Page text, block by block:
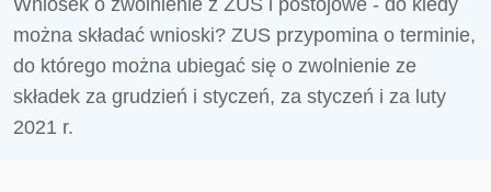
Wniosek o zwolnienie z ZUS i postojowe - do kiedy
można składać wnioski? ZUS przypomina o terminie,
do którego można ubiegać się o zwolnienie ze
składek za grudzień i styczeń, za styczeń i za luty
2021 r.